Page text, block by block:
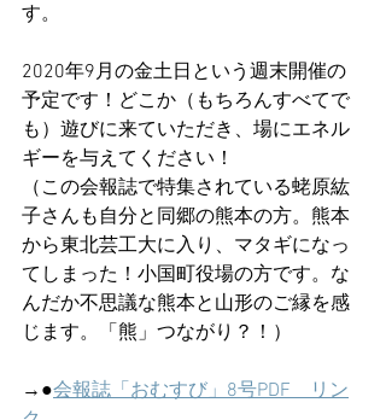
す。
2020年9月の金土日という週末開催の
予定です！どこか（もちろんすべてで
も）遊びに来ていただき、場にエネル
ギーを与えてください！
（この会報誌で特集されている蛯原紘
子さんも自分と同郷の熊本の方。熊本
から東北芸工大に入り、マタギになっ
てしまった！小国町役場の方です。な
んだか不思議な熊本と山形のご縁を感
じます。「熊」つながり？！）
→●会報誌「おむすび」8号PDF　リン